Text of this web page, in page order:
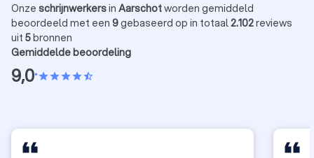
Onze schrijnwerkersin Aarschotworden gemiddeld
beoordeeld met een 9gebaseerd op in totaal2.102reviews
uit 5bronnen
Gemiddelde beoordeling
9,0•starstarstarstarstar_half